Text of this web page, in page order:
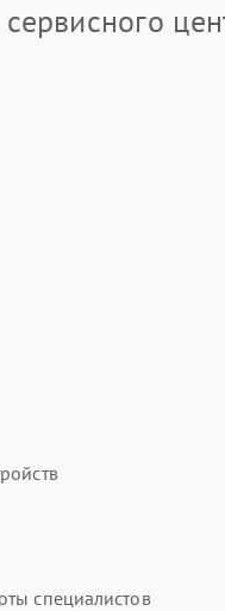
специалистов